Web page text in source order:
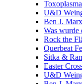
U&D
Ben J.
Was wurde
Rock the
Querbeat
Sitka &
Easter
U&D